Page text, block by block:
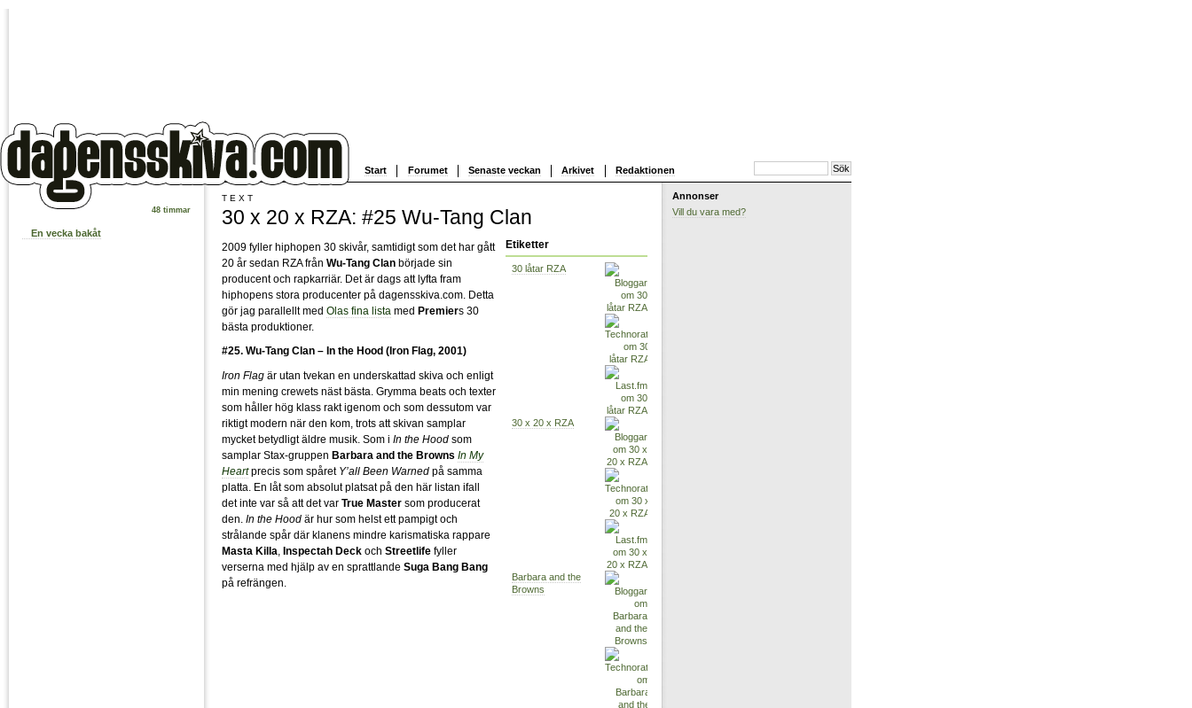
Start Forumet Senaste veckan Arkivet Redaktionen
48 timmar
En vecka bakåt
TEXT
30 x 20 x RZA: #25 Wu-Tang Clan
Etiketter
30 låtar RZA
30 x 20 x RZA
Barbara and the
Browns
2009 fyller hiphopen 30 skivår, samtidigt som det har gått
20 år sedan RZA från Wu-Tang Clan började sin
producent och rapkarriär. Det är dags att lyfta fram
hiphopens stora producenter på dagensskiva.com. Detta
gör jag parallellt med Olas fina lista med Premiers 30
bästa produktioner.
#25. Wu-Tang Clan – In the Hood (Iron Flag, 2001)
Iron Flag är utan tvekan en underskattad skiva och enligt
min mening crewets näst bästa. Grymma beats och texter
som håller hög klass rakt igenom och som dessutom var
riktigt modern när den kom, trots att skivan samplar
mycket betydligt äldre musik. Som i In the Hood som
samplar Stax-gruppen Barbara and the Browns In My
Heartprecis som spåret Y’all Been Warned på samma
platta. En låt som absolut platsat på den här listan ifall
det inte var så att det var True Master som producerat
den. In the Hood är hur som helst ett pampigt och
strålande spår där klanens mindre karismatiska rappare
Masta Killa, Inspectah Deck och Streetlife fyller
verserna med hjälp av en sprattlande Suga Bang Bang
på refrängen.
Annonser
Vill du vara med?